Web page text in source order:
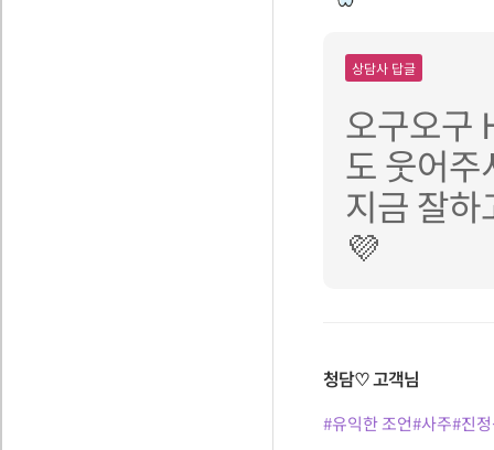
상담사 답글
오구오구
도 웃어
지금 잘
💜
청담♡고객님
#유익한 조언#사주#진